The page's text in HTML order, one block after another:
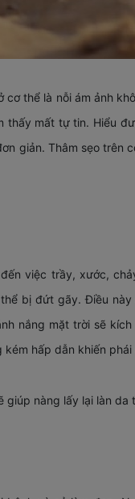
thể là nỗi ám ảnh
mất tự tin. Hiểu
giản. Thâm sẹo
việc trầy, xước,
bị đứt gãy. Điều
nắng mặt trời sẽ
hấp dẫn khiến
nàng lấy lại làn da